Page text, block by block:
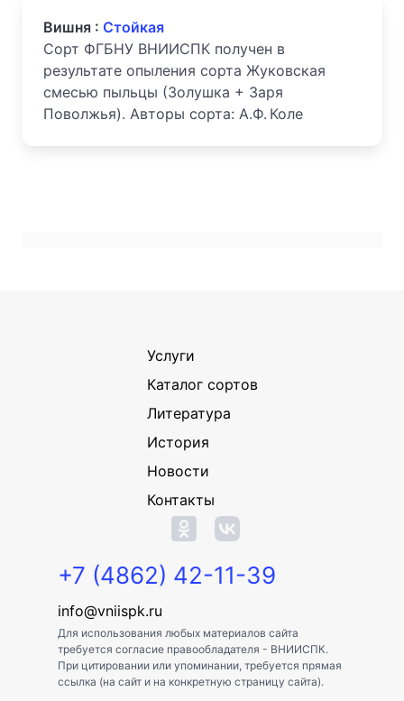
Вишня : Стойкая
Сорт ФГБНУ ВНИИСПК получен в
результате опыления сорта Жуковская
смесью пыльцы (Золушка + Заря
Поволжья). Авторы сорта: А.Ф. Коле
Услуги
Каталог сортов
Литература
История
Новости
Контакты
+7 (4862) 42-11-39
info@vniispk.ru
Для использования любых материалов сайта
требуется согласие правообладателя - ВНИИСПК.
При цитировании или упоминании, требуется прямая
ссылка (на сайт и на конкретную страницу сайта).